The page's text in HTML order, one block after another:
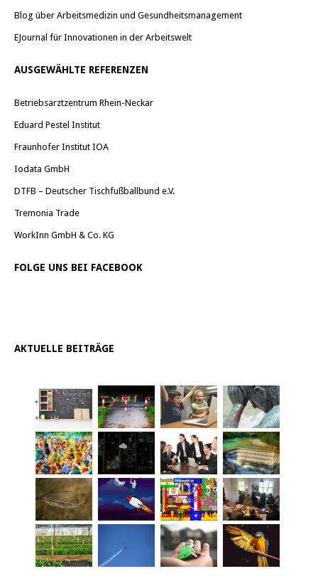
Blog über Arbeitsmedizin und Gesundheitsmanagement
EJournal für Innovationen in der Arbeitswelt
AUSGEWÄHLTE REFERENZEN
Betriebsarztzentrum Rhein-Neckar
Eduard Pestel Institut
Fraunhofer Institut IOA
Iodata GmbH
DTFB – Deutscher Tischfußballbund e.V.
Tremonia Trade
WorkInn GmbH & Co. KG
FOLGE UNS BEI FACEBOOK
AKTUELLE BEITRÄGE